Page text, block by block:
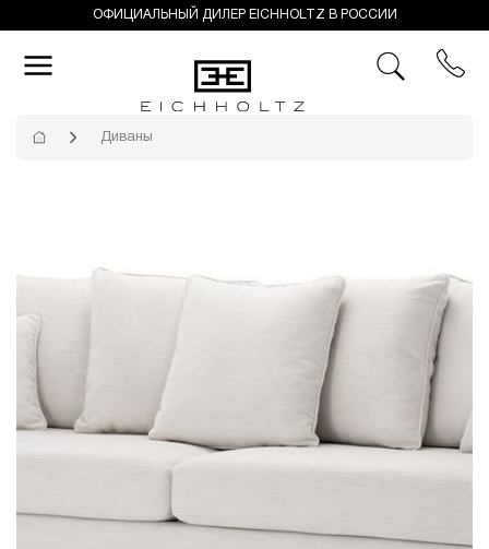
ОФИЦИАЛЬНЫЙ ДИЛЕР EICHHOLTZ В РОССИИ
Диваны